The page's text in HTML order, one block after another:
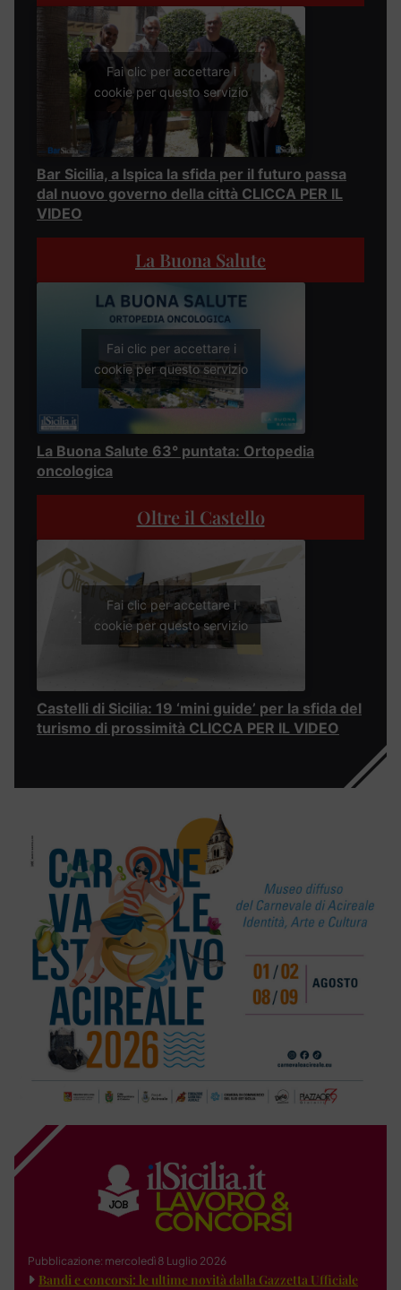
Fai clic per accettare i
cookie per questo servizio
Bar Sicilia, a Ispica la sfida per il futuro passa
dal nuovo governo della città CLICCA PER IL
VIDEO
La Buona Salute
Fai clic per accettare i
cookie per questo servizio
La Buona Salute 63° puntata: Ortopedia
oncologica
Oltre il Castello
Fai clic per accettare i
cookie per questo servizio
Castelli di Sicilia: 19 ‘mini guide’ per la sfida del
turismo di prossimità CLICCA PER IL VIDEO
Pubblicazione: mercoledì 8 Luglio 2026
Bandi e concorsi: le ultime novità dalla Gazzetta Ufficiale